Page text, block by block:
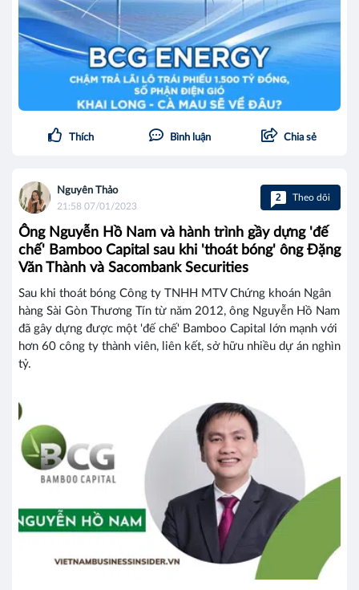
Thích Bình luận Chia sẻ
Nguyên Thảo
21:58 07/01/2023
2 Theo dõi
Ông Nguyễn Hồ Nam và hành trình gầy dựng 'đế
chế' Bamboo Capital sau khi 'thoát bóng' ông Đặng
Văn Thành và Sacombank Securities
Sau khi thoát bóng Công ty TNHH MTV Chứng khoán Ngân
hàng Sài Gòn Thương Tín từ năm 2012, ông Nguyễn Hồ Nam
đã gây dựng được một 'đế chế' Bamboo Capital lớn mạnh với
hơn 60 công ty thành viên, liên kết, sở hữu nhiều dự án nghìn
tỷ.